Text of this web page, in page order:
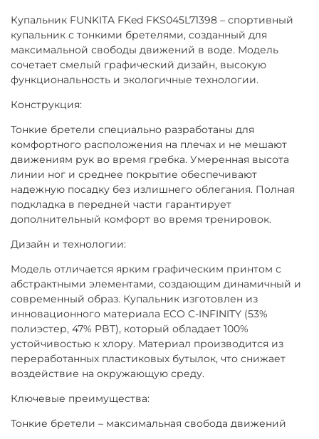
Купальник FUNKITA FKed FKS045L71398 – спортивный
купальник с тонкими бретелями, созданный для
максимальной свободы движений в воде. Модель
сочетает смелый графический дизайн, высокую
функциональность и экологичные технологии.
Конструкция:
Тонкие бретели специально разработаны для
комфортного расположения на плечах и не мешают
движениям рук во время гребка. Умеренная высота
линии ног и среднее покрытие обеспечивают
надежную посадку без излишнего облегания. Полная
подкладка в передней части гарантирует
дополнительный комфорт во время тренировок.
Дизайн и технологии:
Модель отличается ярким графическим принтом с
абстрактными элементами, создающим динамичный и
современный образ. Купальник изготовлен из
инновационного материала ECO C-INFINITY (53%
полиэстер, 47% PBT), который обладает 100%
устойчивостью к хлору. Материал производится из
переработанных пластиковых бутылок, что снижает
воздействие на окружающую среду.
Ключевые преимущества:
Тонкие бретели – максимальная свобода движений